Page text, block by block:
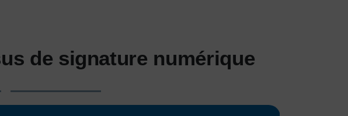
de signature numérique